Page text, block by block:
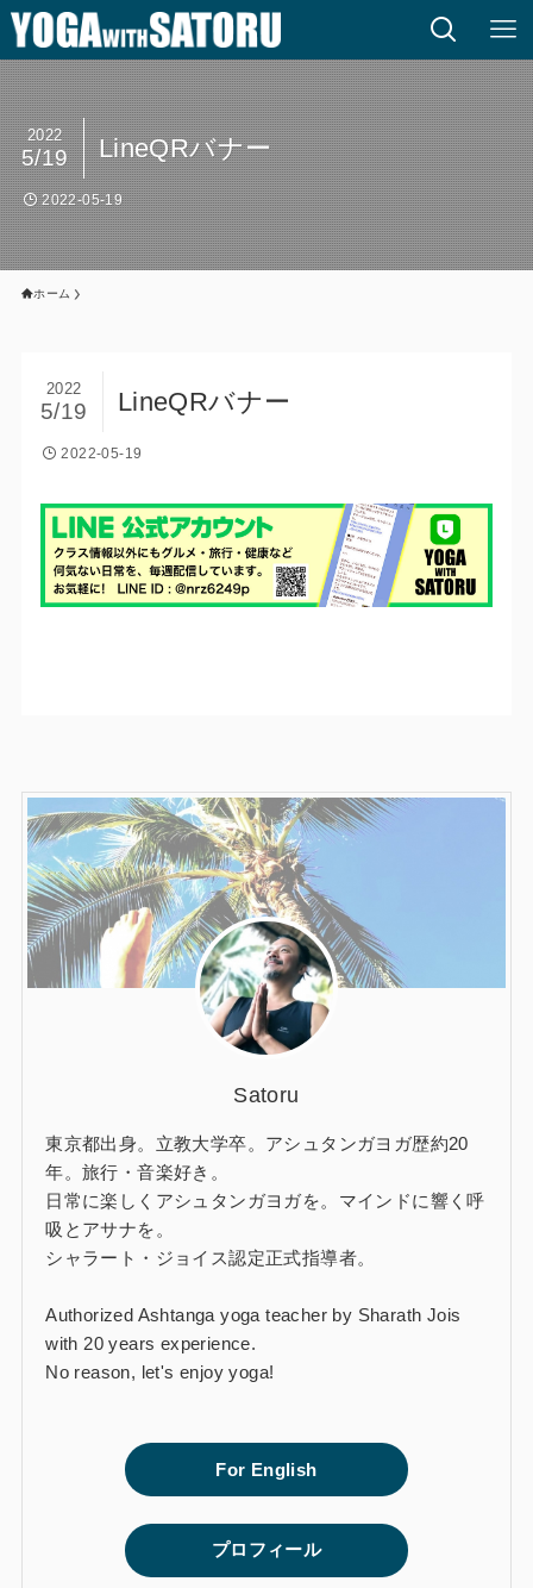
LineQRバナー
2022
5/19
2022-05-19
ホーム
LineQRバナー
2022
5/19
2022-05-19
Satoru
東京都出身。立教大学卒。アシュタンガヨガ歴約20
年。旅行・音楽好き。
日常に楽しくアシュタンガヨガを。マインドに響く呼
吸とアサナを。
シャラート・ジョイス認定正式指導者。
Authorized Ashtanga yoga teacher by Sharath Jois
with 20 years experience.
No reason, let's enjoy yoga!
For English
プロフィール